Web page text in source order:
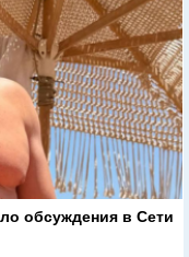
обсуждения в Сети